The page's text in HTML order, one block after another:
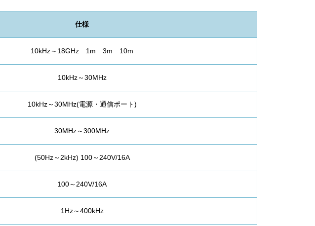
仕様
10kHz～18GHz 1m 3m 10m
10kHz～30MHz
10kHz～30MHz(電源・通信ポート)
30MHz～300MHz
(50Hz～2kHz) 100～240V/16A
100～240V/16A
1Hz～400kHz